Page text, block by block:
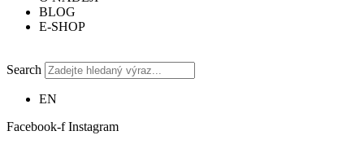
BLOG
E-SHOP
Search
EN
Facebook-f Instagram